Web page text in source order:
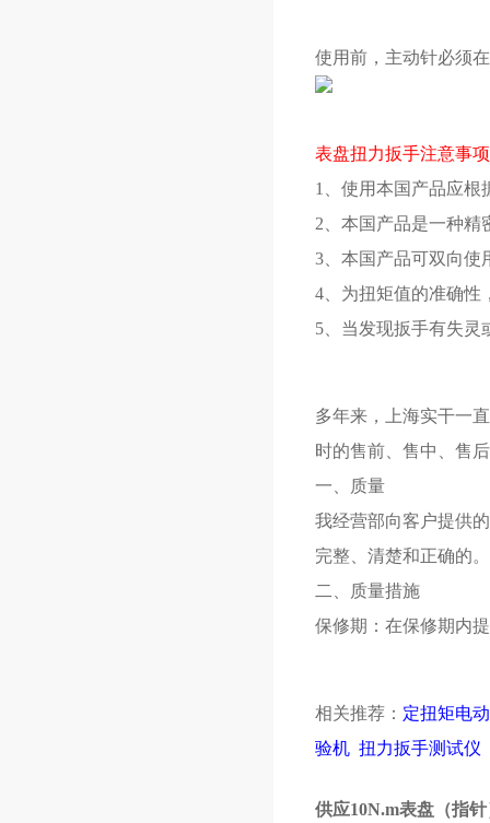
使用前，主动针必须
表盘扭力扳手注意事项
1、使用本国产品应
2、本国产品是一种
3、本国产品可双向
4、为扭矩值的准确性
5、当发现扳手有失灵
多年来，上海实干一
时的售前、售中、售
一、质量
我经营部向客户提供
完整、清楚和正确的。
二、质量措施
保修期：在保修期内
相关推荐： 定扭矩电
验机 扭力扳手测试仪
供应10N.m表盘（指